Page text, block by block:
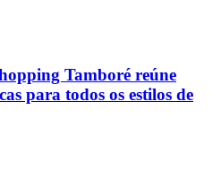
Tamboré reúne
para todos os estilos de